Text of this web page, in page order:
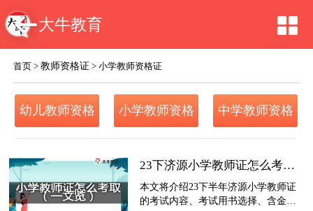
大牛教育
首页 >教师资格证 >小学教师资格证
幼儿教师资格
证
小学教师资格
证
中学教师资格
证
23下济源小学教师证怎么考取？一文览：含金量…
本文将介绍23下半年济源小学教师证
的考试内容、考试用书选择、含金…